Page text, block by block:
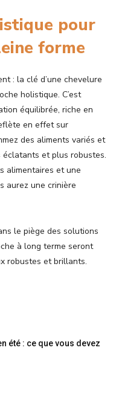
pour
forme
: la clé d’une chevelure
holistique. C’est
équilibrée, riche en
en effet sur
des aliments variés et
et plus robustes.
alimentaires et une
aurez une crinière
le piège des solutions
à long terme seront
robustes et brillants.
été : ce que vous devez